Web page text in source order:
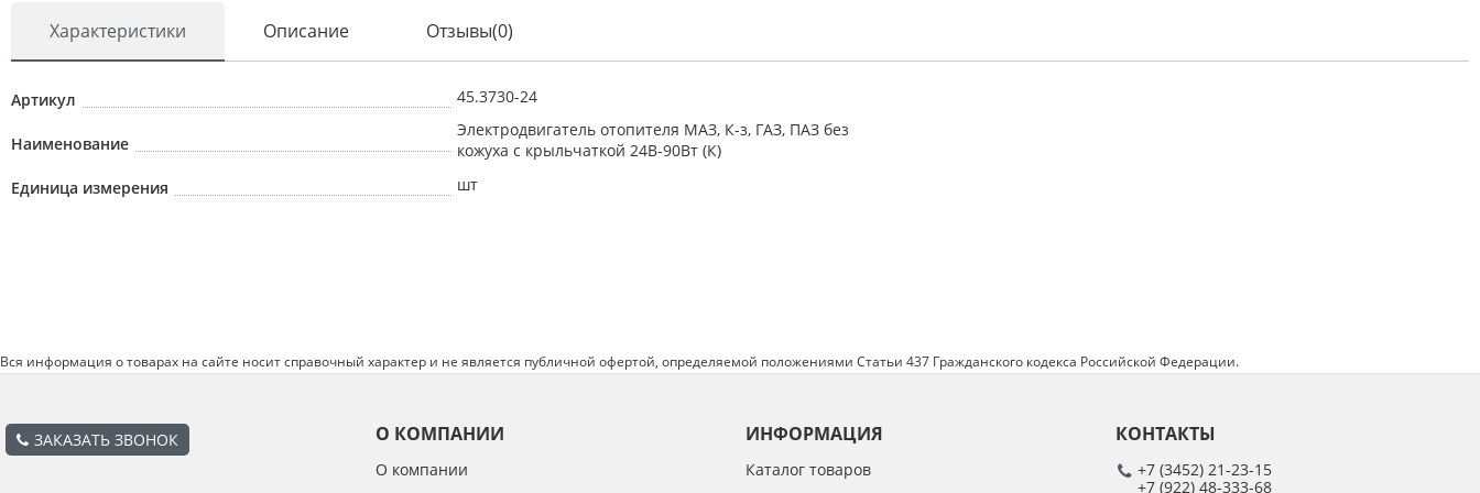
АВТОХИМИЯ
МЕТИЗЫ
ИНСТРУМЕНТ
ТОРМОЗНАЯ СИСТЕМА
Характеристики Описание Отзывы(0)
Артикул 45.3730-24
Наименование
Электродвигатель отопителя МАЗ, К-з, ГАЗ, ПАЗ без
кожуха с крыльчаткой 24В-90Вт (К)
Единица измерения
шт
Вся информация о товарах на сайте носит справочный характер и не является публичной офертой, определяемой положениями Статьи 437 Гражданского кодекса Российской Федерации.
ЗАКАЗАТЬ ЗВОНОК О КОМПАНИИ
О компании
ИНФОРМАЦИЯ
Каталог товаров
КОНТАКТЫ
+7 (3452) 21-23-15
+7 (922) 48-333-68